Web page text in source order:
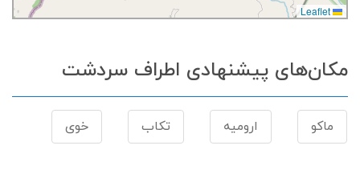
مکان‌های پیشنهادی اطراف سردشت
ماکو ارومیه تکاب خوی